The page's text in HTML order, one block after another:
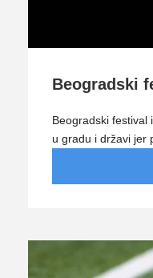
Beogradski
Beogradski festival
u gradu i državi jer